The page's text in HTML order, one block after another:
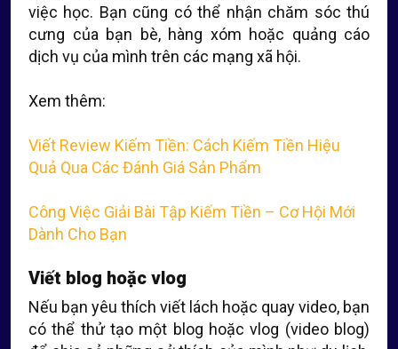
việc học. Bạn cũng có thể nhận chăm sóc thú
cưng của bạn bè, hàng xóm hoặc quảng cáo
dịch vụ của mình trên các mạng xã hội.
Xem thêm:
Viết Review Kiếm Tiền: Cách Kiếm Tiền Hiệu
Quả Qua Các Đánh Giá Sản Phẩm
Công Việc Giải Bài Tập Kiếm Tiền – Cơ Hội Mới
Dành Cho Bạn
Viết blog hoặc vlog
Nếu bạn yêu thích viết lách hoặc quay video, bạn
có thể thử tạo một blog hoặc vlog (video blog)